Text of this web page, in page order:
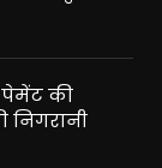
की
निगरानी